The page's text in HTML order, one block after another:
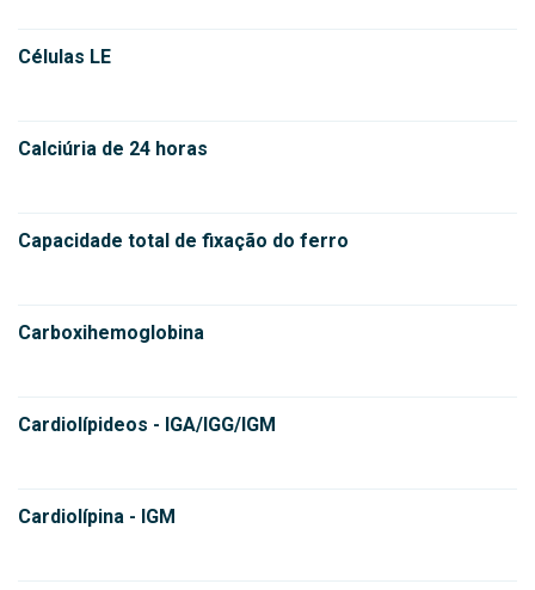
Células LE
Calciúria de 24 horas
Capacidade total de fixação do ferro
Carboxihemoglobina
Cardiolípideos - IGA/IGG/IGM
Cardiolípina - IGM